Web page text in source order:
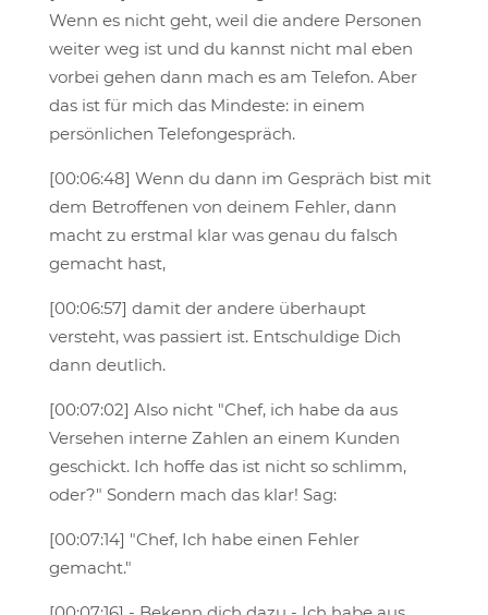
Wenn es nicht geht, weil die andere Personen
weiter weg ist und du kannst nicht mal eben
vorbei gehen dann mach es am Telefon. Aber
das ist für mich das Mindeste: in einem
persönlichen Telefongespräch.
[00:06:48] Wenn du dann im Gespräch bist mit
dem Betroffenen von deinem Fehler, dann
macht zu erstmal klar was genau du falsch
gemacht hast,
[00:06:57] damit der andere überhaupt
versteht, was passiert ist. Entschuldige Dich
dann deutlich.
[00:07:02] Also nicht "Chef, ich habe da aus
Versehen interne Zahlen an einem Kunden
geschickt. Ich hoffe das ist nicht so schlimm,
oder?" Sondern mach das klar! Sag:
[00:07:14] "Chef, Ich habe einen Fehler
gemacht."